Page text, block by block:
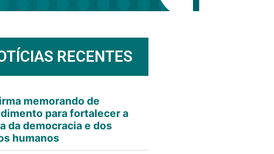
RECENTES
memorando de
para fortalecer a
da democracia e dos
humanos